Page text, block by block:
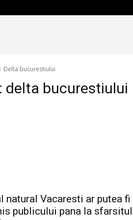
Delta bucurestiului
delta bucurestiului
natural Vacaresti ar putea fi
publicului pana la sfarsitul